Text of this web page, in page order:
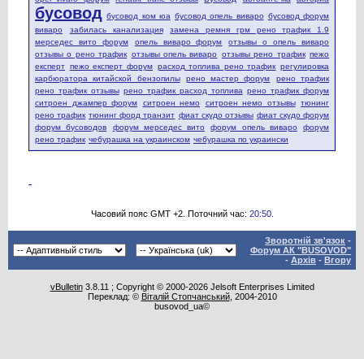
бусовод бусовод ком юа бусовод опель виваро бусовод форум
виваро
забилась канализация
замена ремня грм рено трафик 1.9
мерседес вито форум
опель виваро форум
отзывы о опель виваро
отзывы о рено трафик отзывы опель виваро отзывы рено трафик пежо
експерт пежо експерт форум расход топлива рено трафик регулировка
карбюратора китайской бензопилы
рено мастер форум
рено трафик
рено трафик отзывы рено трафик расход топлива рено трафик форум
ситроен джампер форум
ситроен немо ситроен немо отзывы тюнинг
рено трафик тюнинг форд транзит фиат скудо отзывы фиат скудо форум
форум бусоводов
форум мерседес вито форум опель виваро
форум
рено трафик чебурашка на украинском чебурашка по украински
Часовий пояс GMT +2. Поточний час: 20:50.
Зворотній зв'язок -
Форум АК "BUSOVOD"
- Архів - Вгору
vBulletin3.8.11 ; Copyright © 2000-2026 Jelsoft Enterprises Limited
Переклад: © Віталій Стопчанський, 2004-2010
busovod_ua©